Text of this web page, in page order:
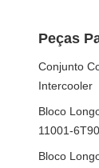
Peças
Conjunto
Intercooler
Bloco
11001-
Bloco